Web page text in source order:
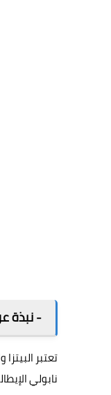
- نبذة
تعتبر
نابولي